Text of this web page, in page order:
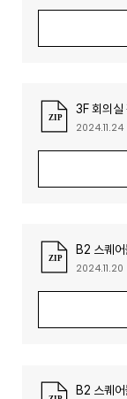
3F 회의
2024.11.24
B2 스퀘
2024.11.20
B2 스퀘